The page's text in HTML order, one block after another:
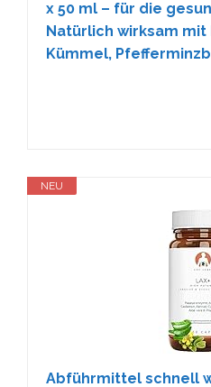
x 50 ml – für die
Natürlich wirksam
Kümmel,
NEU
Abführmittel schnell